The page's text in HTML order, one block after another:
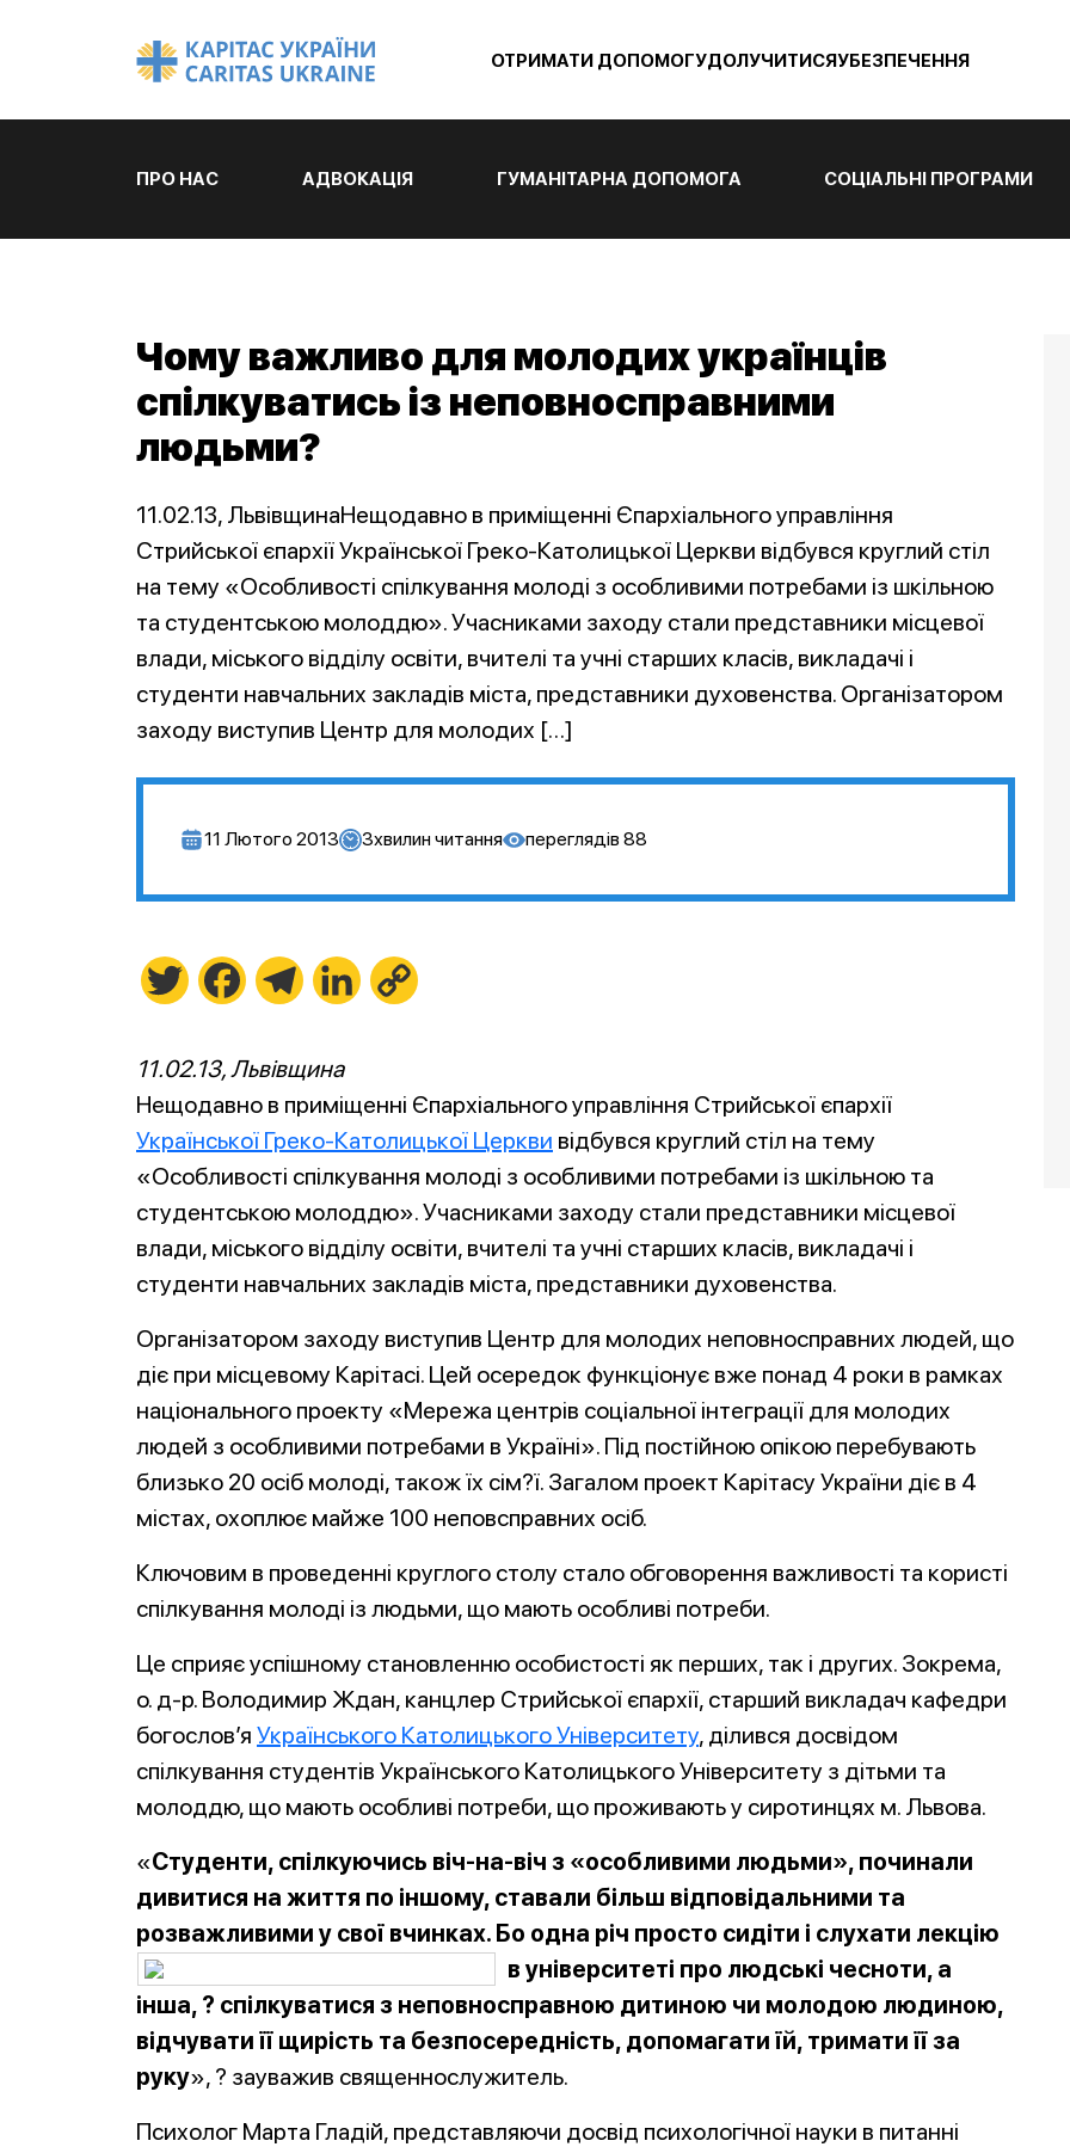
ОТРИМАТИ ДОПОМОГУДОЛУЧИТИСЯУБЕЗПЕЧЕННЯ
ПРО НАС АДВОКАЦІЯ ГУМАНІТАРНА ДОПОМОГА СОЦІАЛЬНІ ПРОГРАМИ
Чому важливо для молодих українців
спілкуватись із неповносправними
людьми?
11.02.13, ЛьвівщинаНещодавно в приміщенні Єпархіального управління
Стрийської єпархії Української Греко-Католицької Церкви відбувся круглий стіл
на тему «Особливості спілкування молоді з особливими потребами із шкільною
та студентською молоддю». Учасниками заходу стали представники місцевої
влади, міського відділу освіти, вчителі та учні старших класів, викладачі і
студенти навчальних закладів міста, представники духовенства. Організатором
заходу виступив Центр для молодих […]
11 Лютого 2013 3хвилин читання переглядів 88
Twitter FacebookTelegramLinkedIn
11.02.13, Львівщина
Нещодавно в приміщенні Єпархіального управління Стрийської єпархії
Української Греко-Католицької Церкви відбувся круглий стіл на тему
«Особливості спілкування молоді з особливими потребами із шкільною та
студентською молоддю». Учасниками заходу стали представники місцевої
влади, міського відділу освіти, вчителі та учні старших класів, викладачі і
студенти навчальних закладів міста, представники духовенства.
Організатором заходу виступив Центр для молодих неповносправних людей, що
діє при місцевому Карітасі. Цей осередок функціонує вже понад 4 роки в рамках
національного проекту «Мережа центрів соціальної інтеграції для молодих
людей з особливими потребами в Україні». Під постійною опікою перебувають
близько 20 осіб молоді, також їх сім?ї. Загалом проект Карітасу України діє в 4
містах, охоплює майже 100 неповсправних осіб.
Ключовим в проведенні круглого столу стало обговорення важливості та користі
спілкування молоді із людьми, що мають особливі потреби.
Це сприяє успішному становленню особистості як перших, так і других. Зокрема,
о. д-р. Володимир Ждан, канцлер Стрийської єпархії, старший викладач кафедри
богослов’я Українського Католицького Університету, ділився досвідом
спілкування студентів Українського Католицького Університету з дітьми та
молоддю, що мають особливі потреби, що проживають у сиротинцях м. Львова.
«Студенти, спілкуючись віч-на-віч з «особливими людьми», починали
дивитися на життя по іншому, ставали більш відповідальними та
розважливими у свої вчинках. Бо одна річ просто сидіти і слухати лекцію
в університеті про людські чесноти, а
інша, ? спілкуватися з неповносправною дитиною чи молодою людиною,
відчувати її щирість та безпосередність, допомагати їй, тримати її за
руку», ? зауважив священнослужитель.
Психолог Марта Гладій, представляючи досвід психологічної науки в питанні